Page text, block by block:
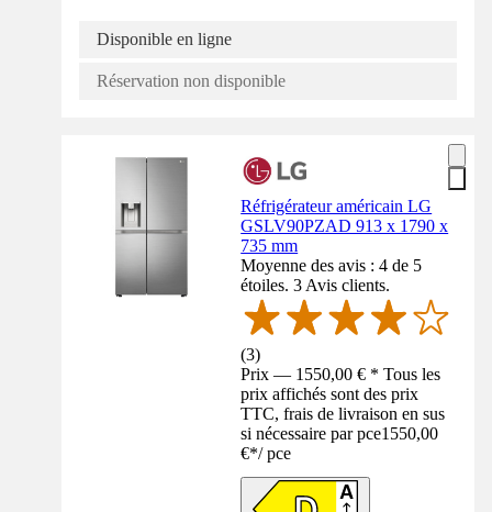
Disponible en ligne
Réservation non disponible
Réfrigérateur américain LG
GSLV90PZAD 913 x 1790 x
735 mm
Moyenne des avis : 4 de 5
étoiles. 3 Avis clients.
(3)
Prix — 1550,00 € * Tous les
prix affichés sont des prix
TTC, frais de livraison en sus
si nécessaire par pce1550,00
€*/ pce